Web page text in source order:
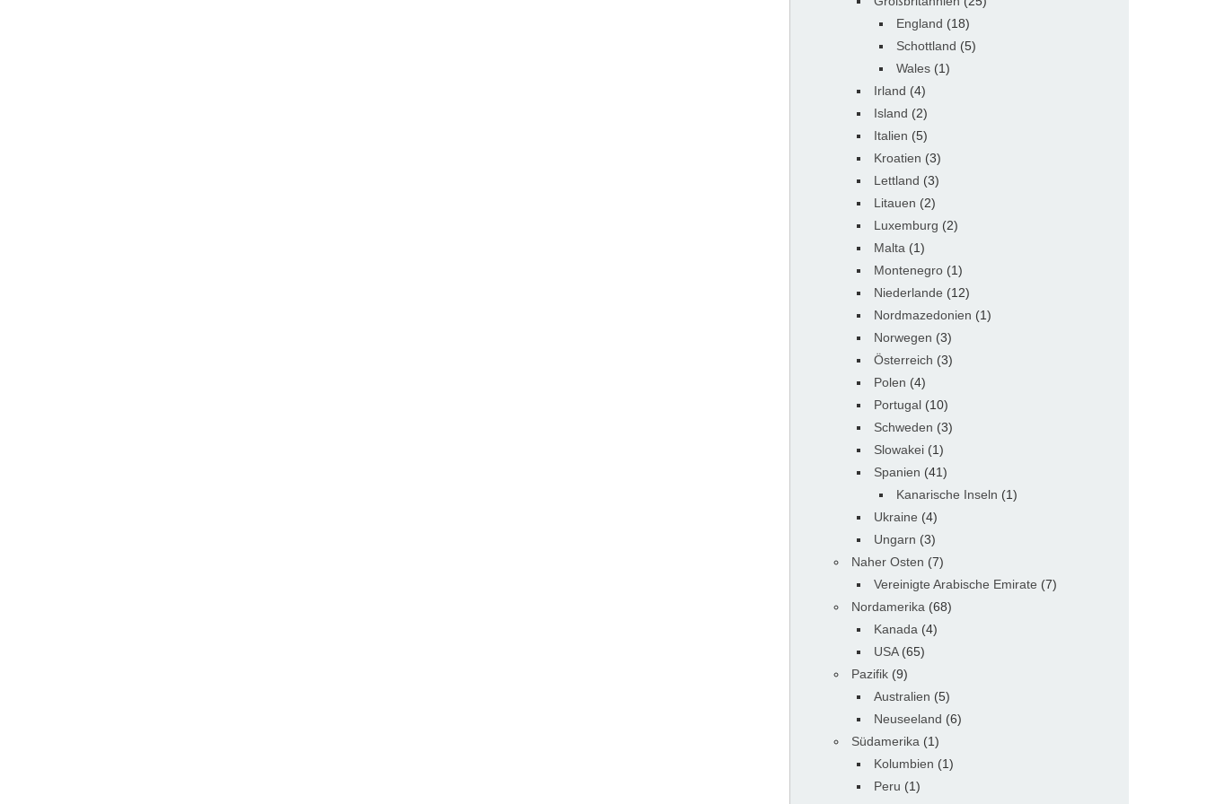
England (18)
Schottland (5)
Wales (1)
Irland (4)
Island (2)
Italien (5)
Kroatien (3)
Lettland (3)
Litauen (2)
Luxemburg (2)
Malta (1)
Montenegro (1)
Niederlande (12)
Nordmazedonien (1)
Norwegen (3)
Österreich (3)
Polen (4)
Portugal (10)
Schweden (3)
Slowakei (1)
Spanien (41)
Kanarische Inseln (1)
Ukraine (4)
Ungarn (3)
Naher Osten (7)
Vereinigte Arabische Emirate (7)
Nordamerika (68)
Kanada (4)
USA(65)
Pazifik (9)
Australien (5)
Neuseeland (6)
Südamerika (1)
Kolumbien (1)
Peru (1)